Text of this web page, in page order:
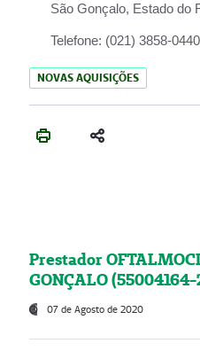
São Gonçalo, Estado do
Telefone: (021) 3858-0440
NOVAS AQUISIÇÕES
Prestador
GONÇALO (55004164-
07 de Agosto de 2020